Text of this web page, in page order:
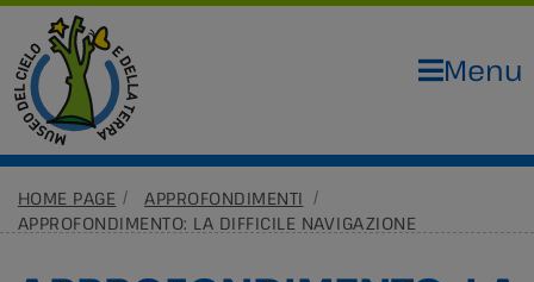
Menu
HOME PAGE
APPROFONDIMENTI
APPROFONDIMENTO: LA DIFFICILE NAVIGAZIONE